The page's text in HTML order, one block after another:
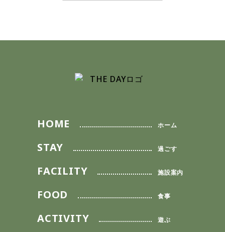
HOME ホーム
STAY 過ごす
FACILITY 施設案内
FOOD 食事
ACTIVITY 遊ぶ